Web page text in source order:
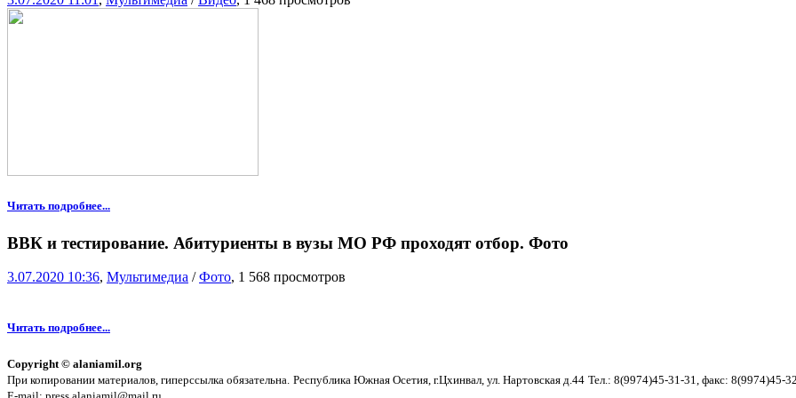
Читать подробнее...
ВВК и тестирование. Абитуриенты в вузы МО РФ проходят отбор. Фото
3.07.2020 10:36, Мультимедиа /Фото, 1 568 просмотров
Читать подробнее...
Copyright © alaniamil.org
При копировании материалов, гиперссылка обязательна. Республика Южная Осетия, г.Цхинвал, ул. Нартовская д.44 Тел.: 8(9974)45-31-31, факс: 8(9974)45-